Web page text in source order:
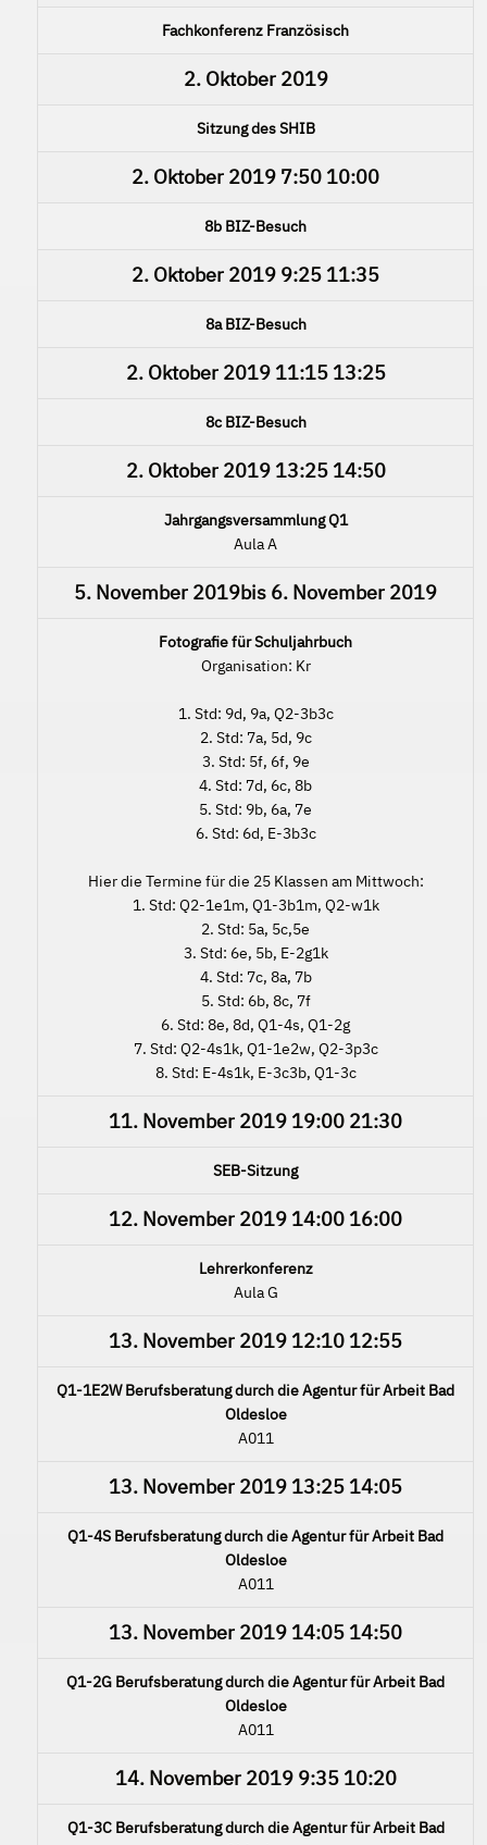
Fachkonferenz Französisch
2. Oktober 2019
Sitzung des SHIB
2. Oktober 2019 7:50 10:00
8b BIZ-Besuch
2. Oktober 2019 9:25 11:35
8a BIZ-Besuch
2. Oktober 201911:15 13:25
8c BIZ-Besuch
2. Oktober 201913:25 14:50
Jahrgangsversammlung Q1
Aula A
5. November 2019bis 6. November 2019
Fotografie für Schuljahrbuch
Organisation: Kr
1. Std: 9d, 9a, Q2-3b3c
2. Std: 7a, 5d, 9c
3. Std: 5f, 6f, 9e
4. Std: 7d, 6c, 8b
5. Std: 9b, 6a, 7e
6. Std: 6d, E-3b3c
Hier die Termine für die 25 Klassen am Mittwoch:
1. Std: Q2-1e1m, Q1-3b1m, Q2-w1k
2. Std: 5a, 5c,5e
3. Std: 6e, 5b, E-2g1k
4. Std: 7c, 8a, 7b
5. Std: 6b, 8c, 7f
6. Std: 8e, 8d, Q1-4s, Q1-2g
7. Std: Q2-4s1k, Q1-1e2w, Q2-3p3c
8. Std: E-4s1k, E-3c3b, Q1-3c
11. November 2019 19:00 21:30
SEB-Sitzung
12. November 2019 14:00 16:00
Lehrerkonferenz
Aula G
13. November 2019 12:10 12:55
Q1-1E2W Berufsberatung durch die Agentur für Arbeit Bad
Oldesloe
A011
13. November 2019 13:25 14:05
Q1-4S Berufsberatung durch die Agentur für Arbeit Bad
Oldesloe
A011
13. November 2019 14:05 14:50
Q1-2G Berufsberatung durch die Agentur für Arbeit Bad
Oldesloe
A011
14. November 20199:35 10:20
Q1-3C Berufsberatung durch die Agentur für Arbeit Bad